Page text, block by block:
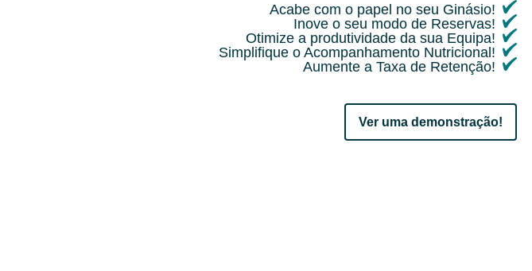
Acabe com o papel no seu Ginásio!
Inove o seu modo de Reservas!
Otimize a produtividade da sua Equipa!
Simplifique o Acompanhamento Nutricional!
Aumente a Taxa de Retenção!
Ver uma demonstração!